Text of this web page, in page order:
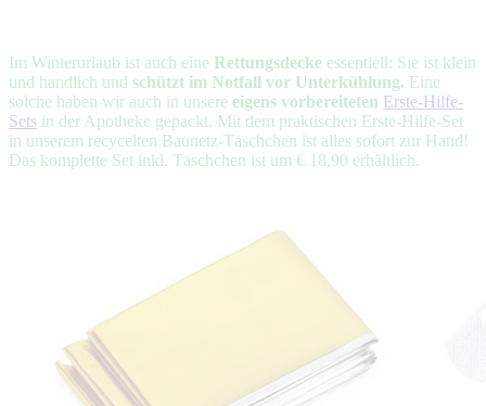
Im Winterurlaub ist auch eine Rettungsdecke essentiell: Sie ist klein
und handlich und schützt im Notfall vor Unterkühlung. Eine
solche haben wir auch in unsere eigens vorbereiteten Erste-Hilfe-
Sets in der Apotheke gepackt. Mit dem praktischen Erste-Hilfe-Set
in unserem recycelten Baunetz-Täschchen ist alles sofort zur Hand!
Das komplette Set inkl. Täschchen ist um € 18,90 erhältlich.